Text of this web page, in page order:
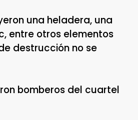
una heladera, una
entre otros elementos
destrucción no se
bomberos del cuartel